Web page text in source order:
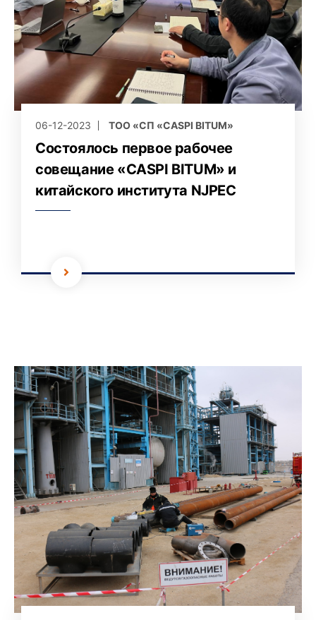
06-12-2023 ТОО «СП «CASPI BITUM»
Состоялось первое рабочее
совещание «CASPI BITUM» и
китайского института NJPEC